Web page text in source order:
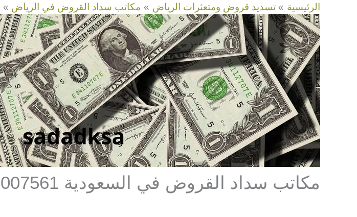
الرئيسية تسديد قروض ومتعثرات الرياض مكاتب سداد القروض في الرياض
مكاتب سداد القروض في السعودية 0500007561